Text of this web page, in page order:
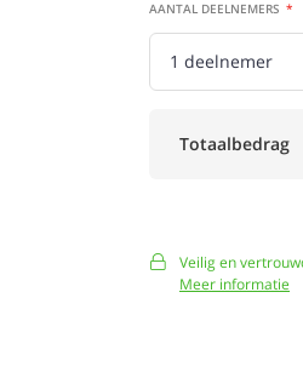
AANTAL DEELNEMERS
Totaalbedrag
Veilig en
Meer informatie